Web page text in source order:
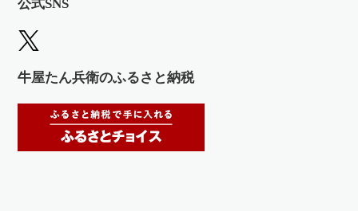
公式SNS
牛屋たん兵衛のふるさと納税